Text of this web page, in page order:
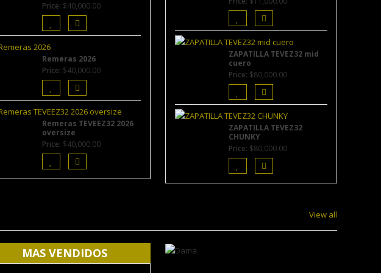
Price: $40,000.00
Remeras 2026
Price: $40,000.00
Remeras TEVEEZ32 2026
oversize
Price: $40,000.00
ZAPATILLA TEVEZ32 mid
cuero
Price: $80,000.00
ZAPATILLA TEVEZ32
CHUNKY
Price: $80,000.00
View all
MAS VENDIDOS